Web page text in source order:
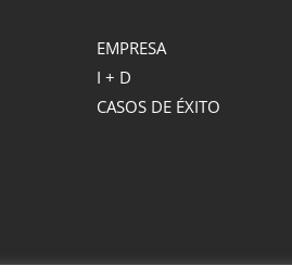
EMPRESA
I + D
CASOS DE ÉXITO